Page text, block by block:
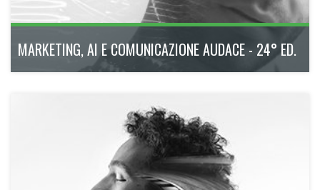
MARKETING, AI E COMUNICAZIONE AUDACE - 24° ED.
Un percorso formativo di alto profilo pensato per rispondere
alle sfide di un mercato in continua evoluzione.
ottobre 2026 - maggio 2027 300h
Bologna